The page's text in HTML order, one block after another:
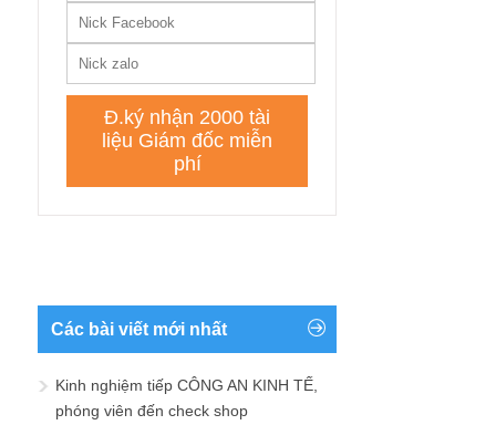
Các bài viết mới nhất
Kinh nghiệm tiếp CÔNG AN KINH TẾ,
phóng viên đến check shop